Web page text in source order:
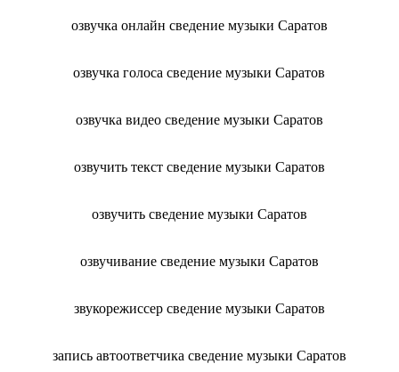
озвучка онлайн сведение музыки Саратов
озвучка голоса сведение музыки Саратов
озвучка видео сведение музыки Саратов
озвучить текст сведение музыки Саратов
озвучить сведение музыки Саратов
озвучивание сведение музыки Саратов
звукорежиссер сведение музыки Саратов
запись автоответчика сведение музыки Саратов